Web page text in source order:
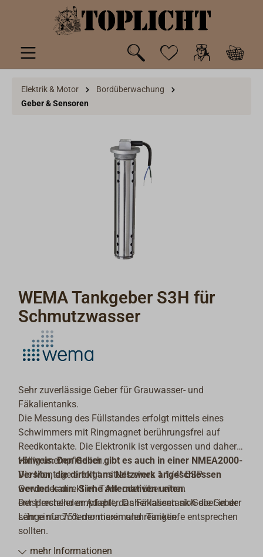
springen
Elektrik & Motor
Bordüberwachung
Geber & Sensoren
WEMA Tankgeber S3H für
Schmutzwasser
Sehr zuverlässige Geber für Grauwasser- und
Fäkalientanks.
Die Messung des Füllstandes erfolgt mittels eines
Schwimmers mit Ringmagnet berührungsfrei auf
Reedkontakte. Die Elektronik ist vergossen und daher
völlig unempfindlich.
Die Montage erfolgt mittels eines 1 1/4" BSP-
Gewindes direkt im Tank oder über einen
entsprechenden Adapter. Daher lassen sich die Geber
sehr einfach demontieren und reinigen.
Hinweis: Den Geber gibt es auch in einer NMEA2000-
Version, die direkt ans Netzwerk angeschlossen
werden kann. Siehe Alternativen unten.
Der Hersteller empfiehlt, das Fäkalientank-Geber in der
Länge nur 75% der maximalen Tanktiefe entsprechen
sollten.
mehr Informationen